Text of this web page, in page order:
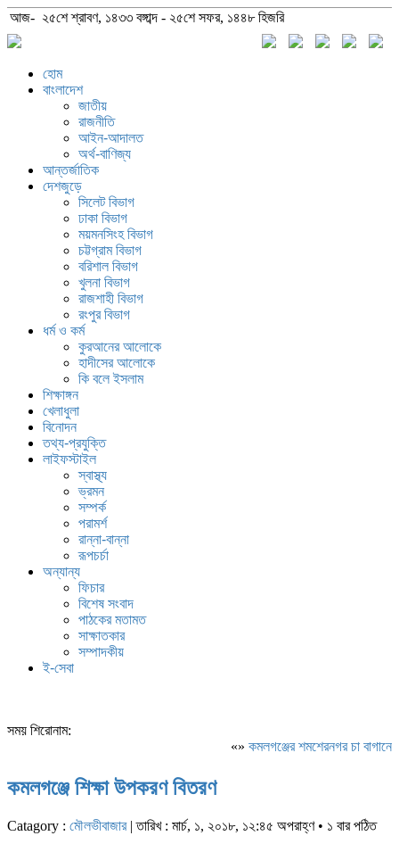
আজ- ২৫শে শ্রাবণ, ১৪৩৩ বঙ্গাব্দ - ২৫শে সফর, ১৪৪৮ হিজরি
হোম
বাংলাদেশ
জাতীয়
রাজনীতি
আইন-আদালত
অর্থ-বাণিজ্য
আন্তর্জাতিক
দেশজুড়ে
সিলেট বিভাগ
ঢাকা বিভাগ
ময়মনসিংহ বিভাগ
চট্টগ্রাম বিভাগ
বরিশাল বিভাগ
খুলনা বিভাগ
রাজশাহী বিভাগ
রংপুর বিভাগ
ধর্ম ও কর্ম
কুরআনের আলোকে
হাদীসের আলোকে
কি বলে ইসলাম
শিক্ষাঙ্গন
খেলাধুলা
বিনোদন
তথ্য-প্রযুক্তি
লাইফস্টাইল
স্বাস্থ্য
ভ্রমন
সম্পর্ক
পরামর্শ
রান্না-বান্না
রূপচর্চা
অন্যান্য
ফিচার
বিশেষ সংবাদ
পাঠকের মতামত
সাক্ষাতকার
সম্পাদকীয়
ই-সেবা
সময় শিরোনাম:
«»কমলগঞ্জের শমশেরনগর চা
কমলগঞ্জে শিক্ষা উপকরণ বিতরণ
Catagory : মৌলভীবাজার| তারিখ : মার্চ, ১, ২০১৮, ১২:৪৫ অপরাহ্ণ • ১ বার পঠিত